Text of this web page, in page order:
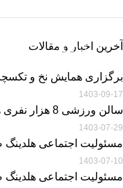
اطلاعات بیشتر
آخرین اخبار و مقالات
برگزاری همایش نخ و
1403-09-17
سالن ورزشی 8 هزار نفری هلدینگ صنعتی شبان
1403-07-29
مسئولیت اجتماعی
1403-07-10
مسئولیت اجتماعی